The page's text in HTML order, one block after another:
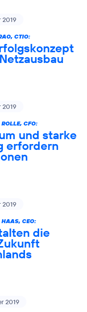
2019
CTIO:
2019
CFO:
und starke
erfordern
2019
HAAS, CEO:
die
2019